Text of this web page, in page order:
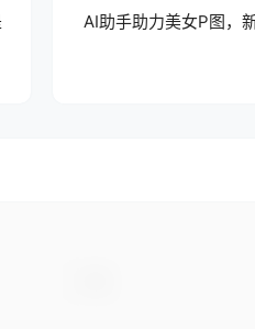
AI助手助力美女P图，